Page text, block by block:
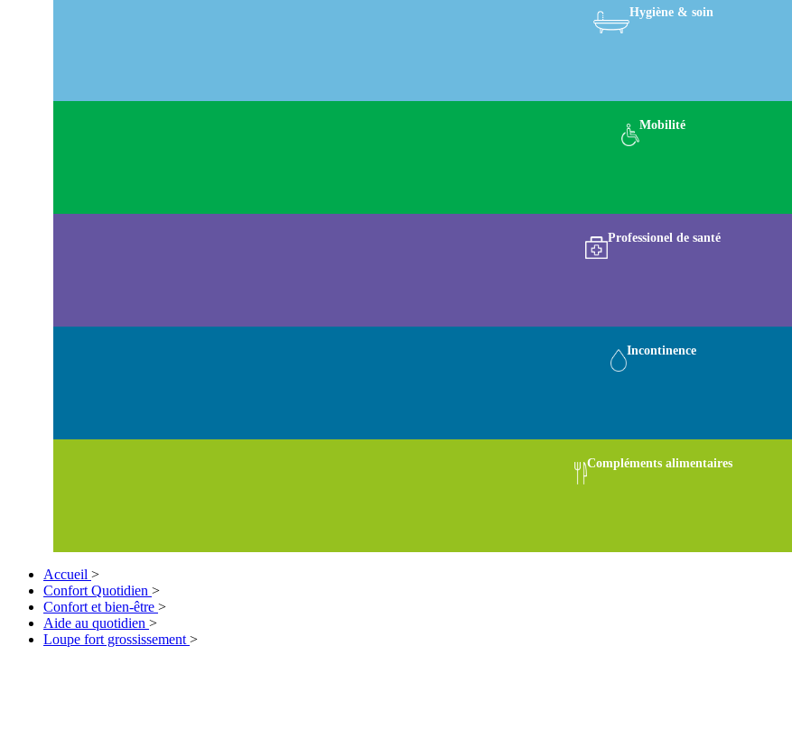
Hygiène & soin
Mobilité
Professionel de santé
Incontinence
Compléments alimentaires
Accueil >
Confort Quotidien >
Confort et bien-être >
Aide au quotidien >
Loupe fort grossissement >